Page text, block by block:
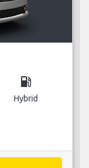
local_gas_station
Hybrid